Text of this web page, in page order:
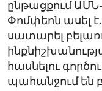
ընթացքում
Փոմփեոն ասել
սատարել
հասնելու
պահանջում են